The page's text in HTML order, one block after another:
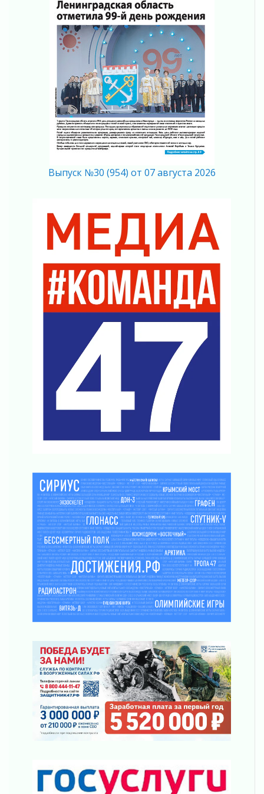
Поддержка волонтерских объединений
03 августа 2026
Ладожский мост полностью закроют на два
03 августа 2026
Музеи Ленобласти обновляют пространства
03 августа 2026
Новая площадка: 2027
03 августа 2026
Часть медиков в Ленобласти сможет
рассчитывать на доплату от региона
03 августа 2026
За сутки в Ленинградской области
ликвидировали 10 пожаров
просится
03 августа 2026
Строительные компании Ленобласти
подняли зарплаты почти на 40% за год
03 августа 2026
Шесть новых жизней в честь дня рождения
Ленинградской области
03 августа 2026
Уроки безопасности для детей и взрослых
Ленобласть отмечает День Воздушно-
десантных войск
02 августа 2026
02 августа 2026
Ленобласть отметила заслуги жителей перед
регионом и страной
02 августа 2026
ПСК через Гослуслуги напомнит жителям
Ленинградской области о неоплаченных
счетах
02 августа 2026
Пропавшего подростка нашли в Кировском
районе Ленобласти
02 августа 2026
Жителям Ленобласти напомнили, как
действовать при укусе клеща
02 августа 2026
граждан Ленинградской области
02 августа 2026
Готовность №1
02 августа 2026
Километровые столбы «Дороги жизни»
отправили на реставрацию
02 августа 2026
Ленобласть внедрила передовую подготовку
В Ивангороде появилась «Избушка-
воробушка»
Выпуск №30 (954) от 07 августа 2026